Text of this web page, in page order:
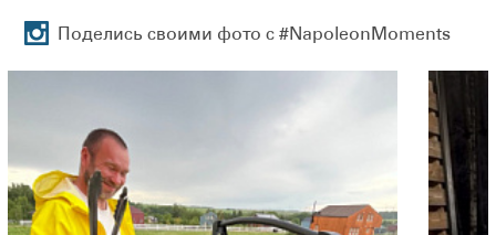
Поделись своими фото с #NapoleonMoments